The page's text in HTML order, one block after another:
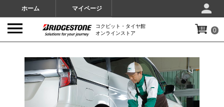
ホーム マイページ
コクピット・タイヤ館
オンラインストア
0